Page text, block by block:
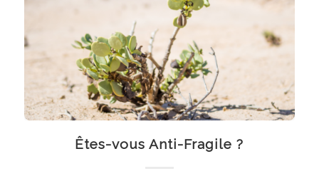
Êtes-vous Anti-Fragile ?